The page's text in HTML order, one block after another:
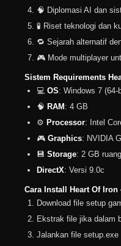
🧠 Diplomasi AI dan
🧪 Riset teknologi dan
🔁 Sejarah alternatif
🎮 Mode multiplayer
Sistem Requirements
💻 OS: Windows 7 (64-
🧠 RAM : 4 GB
⚙️ Processor: Intel
🎮 Graphics: NVIDIA
💾 Storage: 2 GB
DirectX: Versi 9.0c
Cara Install Heart Of Iron
Download file setup
Ekstrak file jika dalam
Jalankan file setup.exe